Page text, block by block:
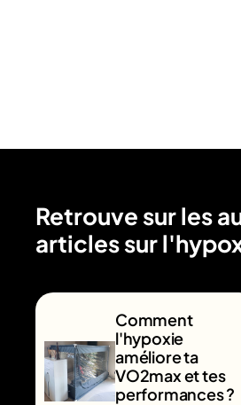
Retrouve sur les
articles sur
Comment
l'hypoxie
améliore ta
VO2max et tes
performances ?